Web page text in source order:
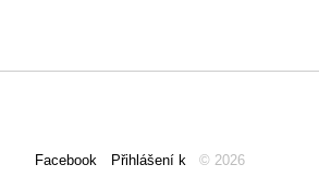
Facebook
Přihlášení k
© 2026